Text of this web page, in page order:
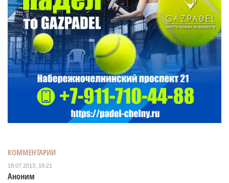
КОММЕНТАРИИ
18.07.2013, 19:21
Аноним